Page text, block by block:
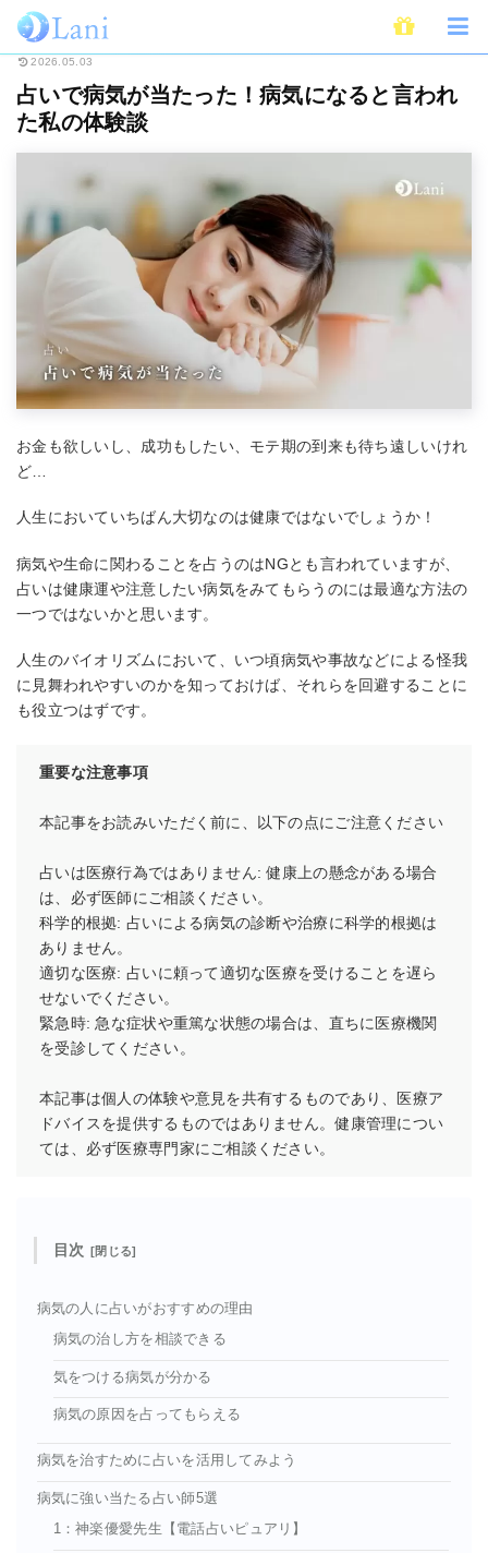
ホーム 占い 占いで病気が当たった！病気になると言われた私の体験談
2026.05.03
占いで病気が当たった！病気になると言われ
た私の体験談
お金も欲しいし、成功もしたい、モテ期の到来も待ち遠しいけれ
ど…
人生においていちばん大切なのは健康ではないでしょうか！
病気や生命に関わることを占うのはNGとも言われていますが、
占いは健康運や注意したい病気をみてもらうのには最適な方法の
一つではないかと思います。
人生のバイオリズムにおいて、いつ頃病気や事故などによる怪我
に見舞われやすいのかを知っておけば、それらを回避することに
も役立つはずです。
重要な注意事項
本記事をお読みいただく前に、以下の点にご注意ください
占いは医療行為ではありません: 健康上の懸念がある場合
は、必ず医師にご相談ください。
科学的根拠: 占いによる病気の診断や治療に科学的根拠は
ありません。
適切な医療: 占いに頼って適切な医療を受けることを遅ら
せないでください。
緊急時: 急な症状や重篤な状態の場合は、直ちに医療機関
を受診してください。
本記事は個人の体験や意見を共有するものであり、医療ア
ドバイスを提供するものではありません。健康管理につい
ては、必ず医療専門家にご相談ください。
目次
病気の人に占いがおすすめの理由
病気の治し方を相談できる
気をつける病気が分かる
病気の原因を占ってもらえる
病気を治すために占いを活用してみよう
病気に強い当たる占い師5選
1：神楽優愛先生【電話占いピュアリ】